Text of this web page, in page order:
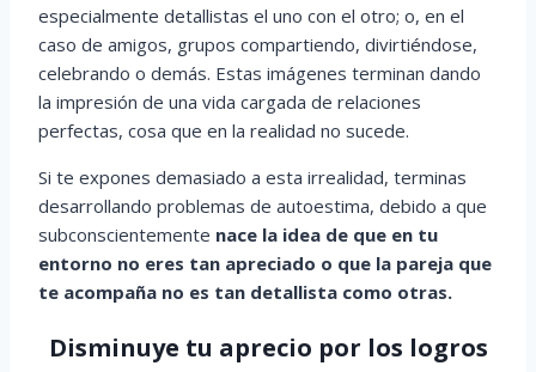
especialmente detallistas el uno con el otro; o, en el
caso de amigos, grupos compartiendo, divirtiéndose,
celebrando o demás. Estas imágenes terminan dando
la impresión de una vida cargada de relaciones
perfectas, cosa que en la realidad no sucede.
Si te expones demasiado a esta irrealidad, terminas
desarrollando problemas de autoestima, debido a que
subconscientemente nace la idea de que en tu
entorno no eres tan apreciado o que la pareja que
te acompaña no es tan detallista como otras.
Disminuye tu aprecio por los logros